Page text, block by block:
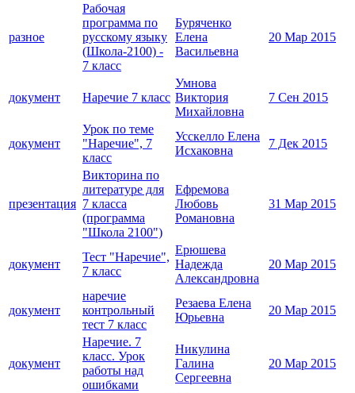
разное
Рабочая
программа по
русскому языку
(Школа-2100) -
7 класс
Буряченко
Елена
Васильевна
20 Мар 2015
документ Наречие 7 класс
Умнова
Виктория
Михайловна
7 Сен 2015
документ
Урок по теме
"Наречие", 7
класс
Усскелло Елена
Исхаковна
7 Дек 2015
презентация
Викторина по
литературе для
7 класса
(программа
"Школа 2100")
Ефремова
Любовь
Романовна
31 Мар 2015
документ
Тест "Наречие",
7 класс
Ерюшева
Надежда
Александровна
20 Мар 2015
документ
наречие
контрольный
тест 7 класс
Резаева Елена
Юрьевна
20 Мар 2015
документ
Наречие. 7
класс. Урок
работы над
ошибками
Никулина
Галина
Сергеевна
20 Мар 2015